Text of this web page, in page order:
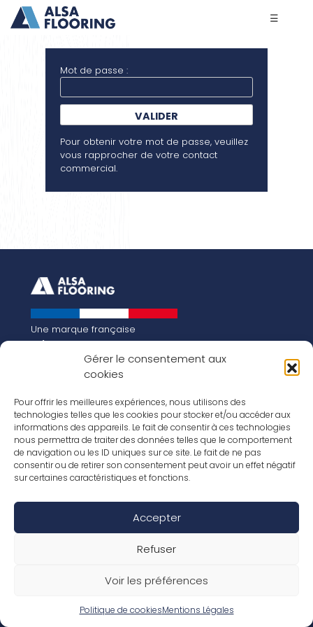
Gérer le consentement aux
cookies
Pour offrir les meilleures expériences, nous utilisons des
technologies telles que les cookies pour stocker et/ou accéder aux
informations des appareils. Le fait de consentir à ces technologies
nous permettra de traiter des données telles que le comportement
de navigation ou les ID uniques sur ce site. Le fait de ne pas
consentir ou de retirer son consentement peut avoir un effet négatif
sur certaines caractéristiques et fonctions.
Accepter
Refuser
Voir les préférences
Politique de cookiesMentions Légales
☰
Mot de passe :
VALIDER
Pour obtenir votre mot de passe, veuillez
vous rapprocher de votre contact
commercial.
Une marque française
Qui sommes-nous
Notre histoire
Les chiffres clés
FR
EN
Nos revêtements
Nos Stratifiés
Nos accessoires
Nos parquets
Conditions de garantie
Déclaration de performance
Politique de confidentialité